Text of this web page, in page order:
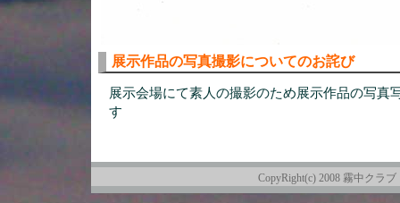
展示作品の写真撮影についてのお詫び
展示会場にて素人の撮影のため展示作品の写真
す
CopyRight(c) 2008